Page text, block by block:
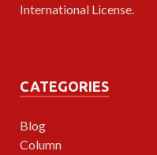
International License.
CATEGORIES
Blog
Column